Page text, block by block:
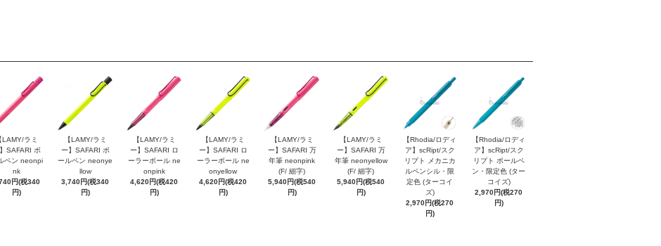
LAMY/ラミ
SAFARI ボ
ペン neonpi
nk
円(税340
円)
【LAMY/ラミ
ー】SAFARI ボ
ールペン neonye
llow
3,740円(税340
円)
【LAMY/ラミ
ー】SAFARI ロ
ーラーボール ne
onpink
4,620円(税420
円)
【LAMY/ラミ
ー】SAFARI ロ
ーラーボール ne
onyellow
4,620円(税420
円)
【LAMY/ラミ
ー】SAFARI 万
年筆 neonpink
(F/ 細字)
5,940円(税540
円)
【LAMY/ラミ
ー】SAFARI 万
年筆 neonyellow
(F/ 細字)
5,940円(税540
円)
【Rhodia/ロディ
ア】scRipt/スク
リプト メカニカ
ルペンシル・限
定色 (ターコイ
ズ)
2,970円(税270
円)
【Rhodia/ロディ
ア】scRipt/スク
リプト ボールペ
ン・限定色 (ター
コイズ)
2,970円(税270
円)